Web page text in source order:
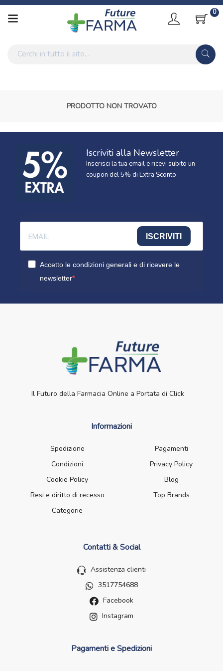
0
PRODOTTO NON TROVATO
Iscriviti alla Newsletter
Inserisci la tua email e ricevi subito un
coupon del 5% di Extra Sconto
ISCRIVITI
Accetto le condizioni generali e di ricevere le
newsletter
Il Futuro della Farmacia Online a Portata di Click
Informazioni
Spedizione
Pagamenti
Condizioni
Privacy Policy
Cookie Policy
Blog
Resi e diritto di recesso
Top Brands
Categorie
Contatti & Social
Assistenza clienti
3517754688
Facebook
Instagram
Pagamenti e Spedizioni